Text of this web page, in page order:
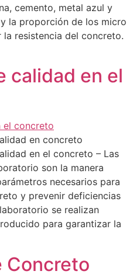
cemento, metal azul y
la proporción de los micro
resistencia del concreto.
calidad en el
en concreto
en el concreto – Las
son la manera
necesarios para
y prevenir deficiencias
se realizan
para garantizar la
Concreto